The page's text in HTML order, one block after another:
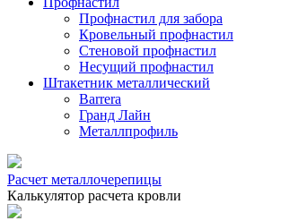
Профнастил для забора
Кровельный профнастил
Стеновой профнастил
Несущий профнастил
Штакетник металлический
Barrera
Гранд Лайн
Металлпрофиль
Расчет металлочерепицы
Калькулятор расчета кровли